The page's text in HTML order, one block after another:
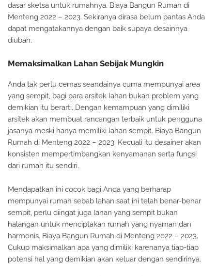
dasar sketsa untuk rumahnya. Biaya Bangun Rumah di
Menteng 2022 – 2023. Sekiranya dirasa belum pantas Anda
dapat mengatakannya dengan baik supaya desainnya
diubah.
Memaksimalkan Lahan Sebijak Mungkin
Anda tak perlu cemas seandainya cuma mempunyai area
yang sempit, bagi para arsitek lahan bukan problem yang
demikian itu berarti. Dengan kemampuan yang dimiliki
arsitek akan membuat rancangan terbaik untuk pengguna
jasanya meski hanya memiliki lahan sempit. Biaya Bangun
Rumah di Menteng 2022 – 2023. Kecuali itu desainer akan
konsisten mempertimbangkan kenyamanan serta fungsi
dari rumah itu sendiri.
Mendapatkan ini cocok bagi Anda yang berharap
mempunyai rumah sebab lahan saat ini telah benar-benar
sempit, perlu diingat juga lahan yang sempit bukan
halangan untuk menciptakan rumah yang nyaman dan
harmonis. Biaya Bangun Rumah di Menteng 2022 – 2023.
Cukup maksimalkan apa yang dimiliki karenanya tiap-tiap
potensi hal yang demikian akan keluar dengan sendirinya.